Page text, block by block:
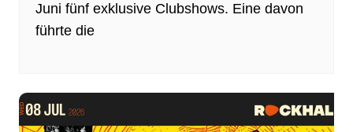
Juni fünf exklusive Clubshows. Eine davon
führte die